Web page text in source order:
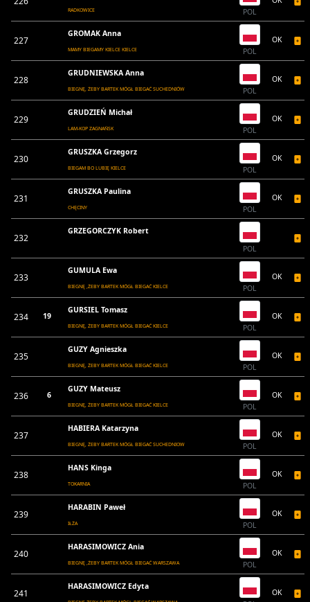
RADKOWICE POL
227
GROMAK Anna
MAMY BIEGAMY KIELCE KIELCE POL
OK
228
GRUDNIEWSKA Anna
BIEGNĘ, ŻEBY BARTEK MÓGŁ BIEGAĆ SUCHEDNIÓW POL
OK
229
GRUDZIEŃ Michał
LAM-KOP ZAGNAŃSK POL
OK
230
GRUSZKA Grzegorz
BIEGAM BO LUBIĘ KIELCE POL
OK
231
GRUSZKA Paulina
CHĘCINY POL
OK
232
GRZEGORCZYK Robert
POL
233
GUMULA Ewa
BIEGNĘ ,ŻEBY BARTEK MÓGŁ BIEGAĆ KIELCE POL
OK
234 19
GURSIEL Tomasz
BIEGNĘ, ŻEBY BARTEK MÓGŁ BIEGAĆ KIELCE POL
OK
235
GUZY Agnieszka
BIEGNĘ, ŻEBY BARTEK MÓGŁ BIEGAĆ KIELCE POL
OK
236 6
GUZY Mateusz
BIEGNĘ, ŻEBY BARTEK MÓGŁ BIEGAĆ KIELCE POL
OK
237
HABIERA Katarzyna
BIEGNĘ, ŻEBY BARTEK MÓGŁ BIEGAĆ SUCHEDNIOW POL
OK
238
HANS Kinga
TOKARNIA POL
OK
239
HARABIN Paweł
IŁŻA POL
OK
240
HARASIMOWICZ Ania
BIEGNĘ ,ŻEBY BARTEK MÓGŁ BIEGAĆ WARSZAWA POL
OK
241
HARASIMOWICZ Edyta
OK